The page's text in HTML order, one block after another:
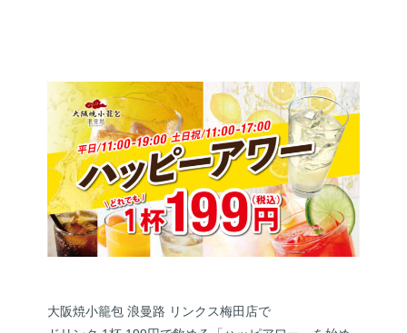
大阪焼小籠包 浪曼路 リンクス梅田店で